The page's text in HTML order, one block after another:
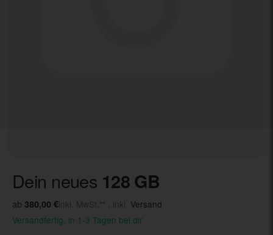
Dein neues 128 GB
ab 380,00 €inkl. MwSt.** , inkl. Versand
Versandfertig, in 1-3 Tagen bei dir